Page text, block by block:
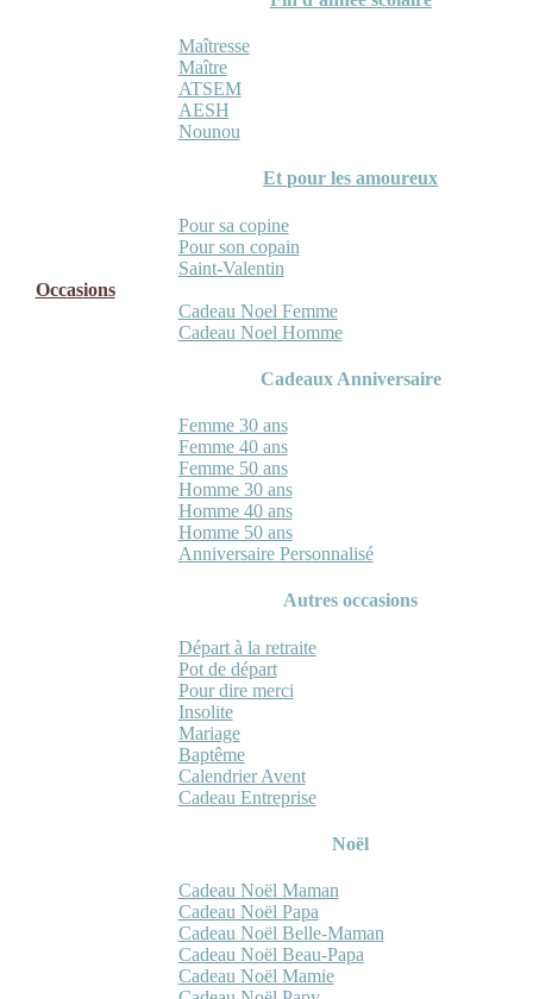
Maîtresse
Maître
ATSEM
AESH
Nounou
Et pour les amoureux
Pour sa copine
Pour son copain
Saint-Valentin
Occasions
Cadeau Noel Femme
Cadeau Noel Homme
Cadeaux Anniversaire
Femme 30 ans
Femme 40 ans
Femme 50 ans
Homme 30 ans
Homme 40 ans
Homme 50 ans
Anniversaire Personnalisé
Autres occasions
Départ à la retraite
Pot de départ
Pour dire merci
Insolite
Mariage
Baptême
Calendrier Avent
Cadeau Entreprise
Noël
Cadeau Noël Maman
Cadeau Noël Papa
Cadeau Noël Belle-Maman
Cadeau Noël Beau-Papa
Cadeau Noël Mamie